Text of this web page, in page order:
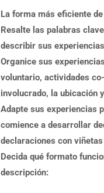
La forma más eficiente
Resalte las palabras
describir sus
Organice sus
voluntario, actividades
involucrado, la ubicación
Adapte sus experiencias
comience a desarrollar
declaraciones con
Decida qué formato
descripción: